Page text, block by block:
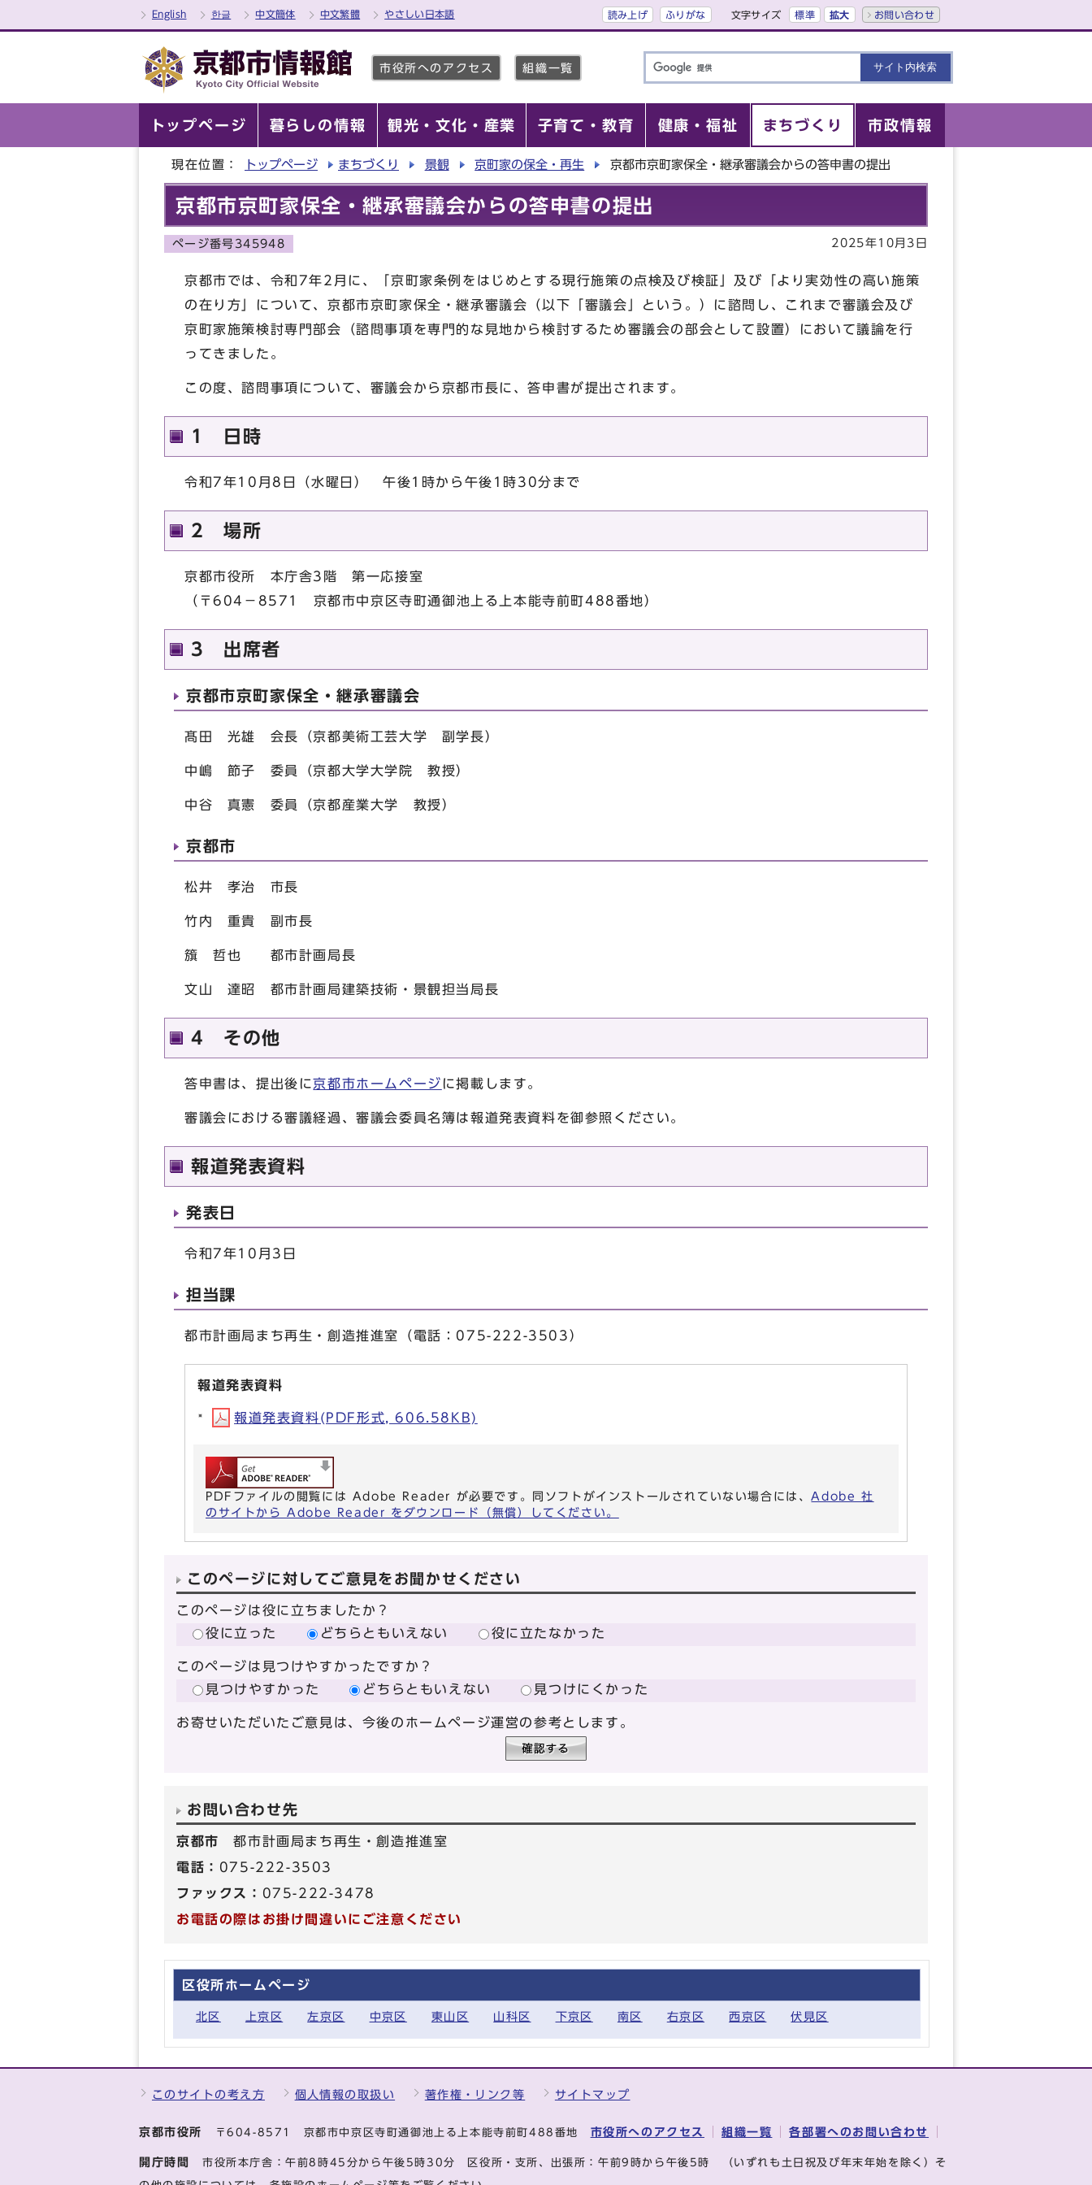
English 한글 中文簡体 中文繁體 やさしい日本語 読み上げ ふりがな 文字サイズ 標準 拡大 お問い合わせ
市役所へのアクセス 組織一覧
トップページ 暮らしの情報 観光・文化・産業 子育て・教育 健康・福祉 まちづくり 市政情報
現在位置： トップページ まちづくり 景観 京町家の保全・再生 京都市京町家保全・継承審議会からの答申書の提出
京都市京町家保全・継承審議会からの答申書の提出
ページ番号345948 2025年10月3日
京都市では、令和7年2月に、「京町家条例をはじめとする現行施策の点検及び検証」及び「より実効性の高い施策
の在り方」について、京都市京町家保全・継承審議会（以下「審議会」という。）に諮問し、これまで審議会及び
京町家施策検討専門部会（諮問事項を専門的な見地から検討するため審議会の部会として設置）において議論を行
ってきました。
この度、諮問事項について、審議会から京都市長に、答申書が提出されます。
1 日時
令和7年10月8日（水曜日） 午後1時から午後1時30分まで
2 場所
京都市役所 本庁舎3階 第一応接室
（〒604－8571 京都市中京区寺町通御池上る上本能寺前町488番地）
3 出席者
京都市京町家保全・継承審議会
髙田 光雄 会長（京都美術工芸大学 副学長）
中嶋 節子 委員（京都大学大学院 教授）
中谷 真憲 委員（京都産業大学 教授）
京都市
松井 孝治 市長
竹内 重貴 副市長
籏 哲也 都市計画局長
文山 達昭 都市計画局建築技術・景観担当局長
4 その他
答申書は、提出後に京都市ホームページ に掲載します。
審議会における審議経過、審議会委員名簿は報道発表資料を御参照ください。
報道発表資料
発表日
令和7年10月3日
担当課
都市計画局まち再生・創造推進室（電話：075-222-3503）
報道発表資料
報道発表資料(PDF形式, 606.58KB)
PDFファイルの閲覧には Adobe Reader が必要です。同ソフトがインストールされていない場合には、Adobe 社
のサイトから Adobe Reader をダウンロード（無償）してください。
このページに対してご意見をお聞かせください
このページは役に立ちましたか？
役に立った
どちらともいえない 役に立たなかった
このページは見つけやすかったですか？
見つけやすかった
どちらともいえない 見つけにくかった
お寄せいただいたご意見は、今後のホームページ運営の参考とします。
お問い合わせ先
京都市都市計画局まち再生・創造推進室
電話： 075-222-3503
ファックス： 075-222-3478
お電話の際はお掛け間違いにご注意ください
区役所ホームページ
北区 上京区 左京区 中京区 東山区 山科区 下京区 南区 右京区 西京区 伏見区
このサイトの考え方 個人情報の取扱い 著作権・リンク等 サイトマップ
京都市役所 〒604-8571 京都市中京区寺町通御池上る上本能寺前町488番地 市役所へのアクセス 組織一覧 各部署へのお問い合わせ
開庁時間 市役所本庁舎：午前8時45分から午後5時30分 区役所・支所、出張所：午前9時から午後5時 （いずれも土日祝及び年末年始を除く）そ